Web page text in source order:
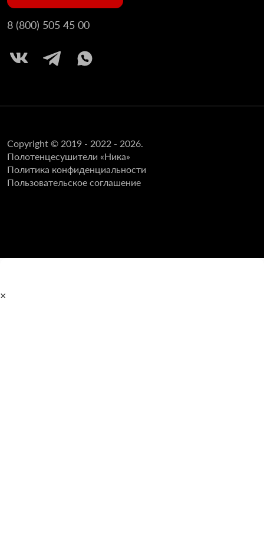
8 (800) 505 45 00
Copyright © 2019 - 2022 - 2026.
Полотенцесушители «Ника»
Политика конфиденциальности
Пользовательское соглашение
×